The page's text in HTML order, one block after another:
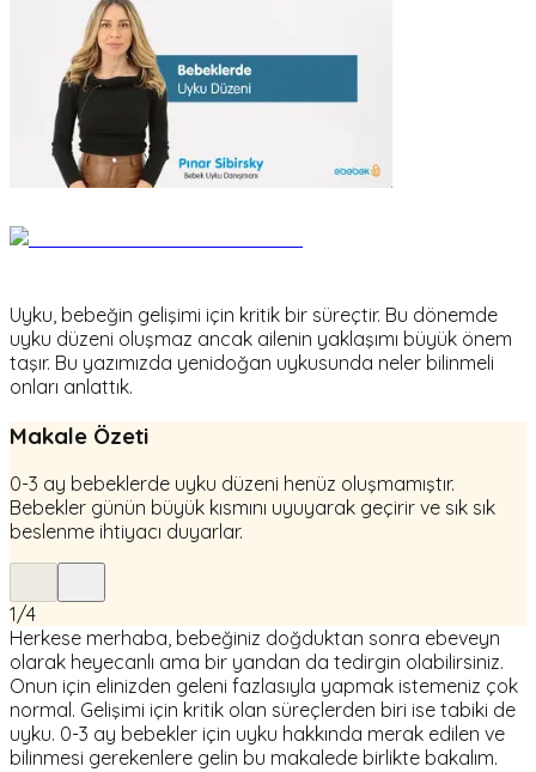
Uyku, bebeğin gelişimi için kritik bir süreçtir. Bu dönemde
uyku düzeni oluşmaz ancak ailenin yaklaşımı büyük önem
taşır. Bu yazımızda yenidoğan uykusunda neler bilinmeli
onları anlattık.
Makale Özeti
0-3 ay bebeklerde uyku düzeni henüz oluşmamıştır.
Bebekler günün büyük kısmını uyuyarak geçirir ve sık sık
beslenme ihtiyacı duyarlar.
1/4
Herkese merhaba, bebeğiniz doğduktan sonra ebeveyn
olarak heyecanlı ama bir yandan da tedirgin olabilirsiniz.
Onun için elinizden geleni fazlasıyla yapmak istemeniz çok
normal. Gelişimi için kritik olan süreçlerden biri ise tabiki de
uyku. 0-3 ay bebekler için uyku hakkında merak edilen ve
bilinmesi gerekenlere gelin bu makalede birlikte bakalım.